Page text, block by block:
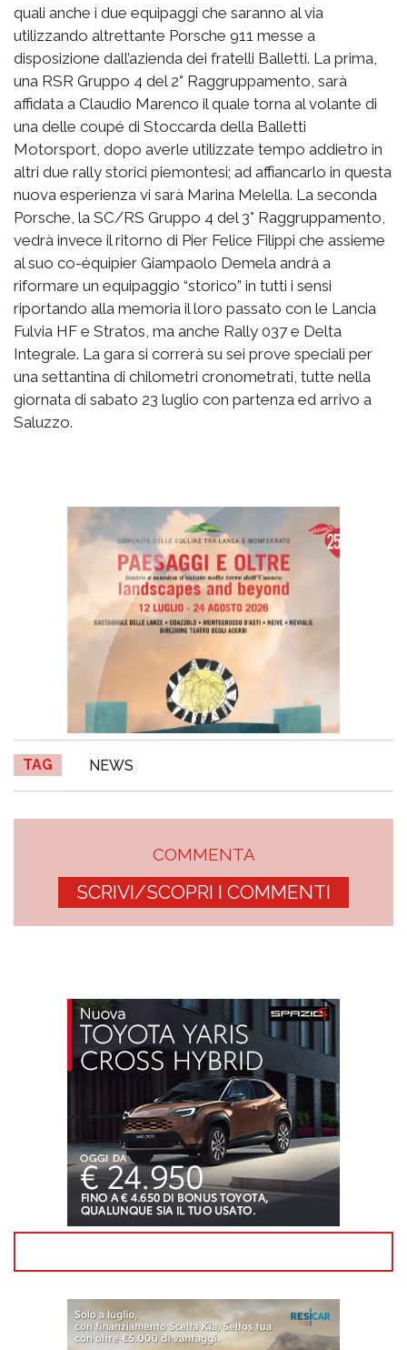
quali anche i due equipaggi che saranno al via
utilizzando altrettante Porsche 911 messe a
disposizione dall’azienda dei fratelli Balletti. La prima,
una RSR Gruppo 4 del 2° Raggruppamento, sarà
affidata a Claudio Marenco il quale torna al volante di
una delle coupé di Stoccarda della Balletti
Motorsport, dopo averle utilizzate tempo addietro in
altri due rally storici piemontesi; ad affiancarlo in questa
nuova esperienza vi sarà Marina Melella. La seconda
Porsche, la SC/RS Gruppo 4 del 3° Raggruppamento,
vedrà invece il ritorno di Pier Felice Filippi che assieme
al suo co-équipier Giampaolo Demela andrà a
riformare un equipaggio “storico” in tutti i sensi
riportando alla memoria il loro passato con le Lancia
Fulvia HF e Stratos, ma anche Rally 037 e Delta
Integrale. La gara si correrà su sei prove speciali per
una settantina di chilometri cronometrati, tutte nella
giornata di sabato 23 luglio con partenza ed arrivo a
Saluzzo.
TAG NEWS
COMMENTA
SCRIVI/SCOPRI I COMMENTI